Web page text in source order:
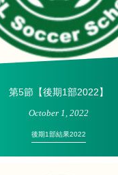
第5節【後期1部2022】
October 1 , 2022
後期1部結果2022